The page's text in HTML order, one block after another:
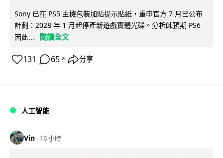
Sony 已在 PS5 主機包裝加貼提示貼紙，重申官方 7 月已公布
計劃：2028 年 1 月起停產新遊戲實體光碟。分析師預期 PS6
因此...
閱讀全文
131 65 ↗ 分享
人工智能
Vin 16 小時